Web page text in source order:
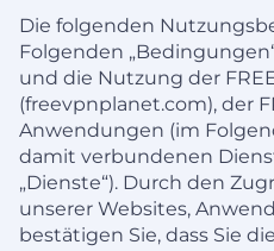
Die folgenden
Folgenden
und die Nutzung der
(freevpnplanet.com), der
Anwendungen (im
damit verbundenen
„Dienste“). Durch den
unserer Websites,
bestätigen Sie, dass Sie